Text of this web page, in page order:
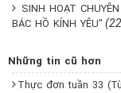
SINH HOẠT
BÁC HỒ KÍNH YÊU"
Những tin cũ hơn
Thực đơn tuần 33